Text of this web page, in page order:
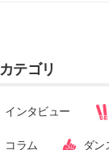
カテゴリ
インタビュー
コラム ダン